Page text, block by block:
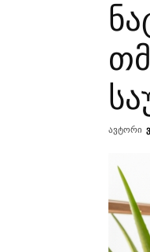
ავტორი